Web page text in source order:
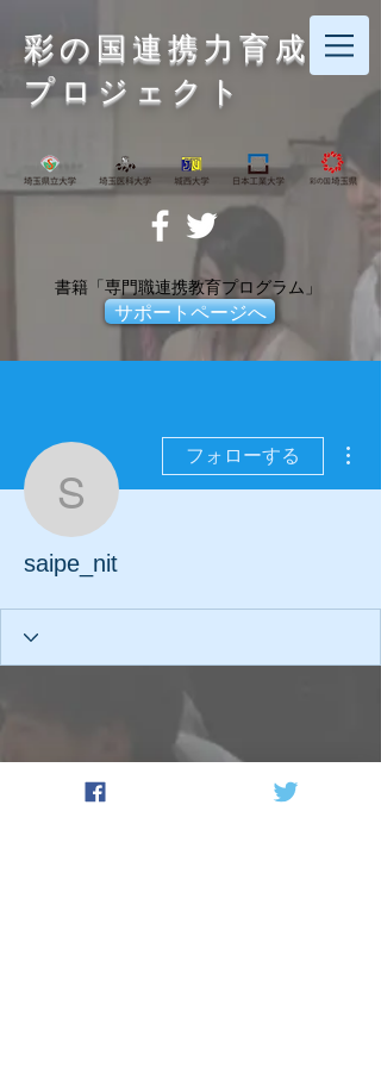
彩の国連携力育成
プロジェクト
書籍「専門職連携教育プログラム」
サポートページへ
saipe_nit
フォローする
saipe_nit